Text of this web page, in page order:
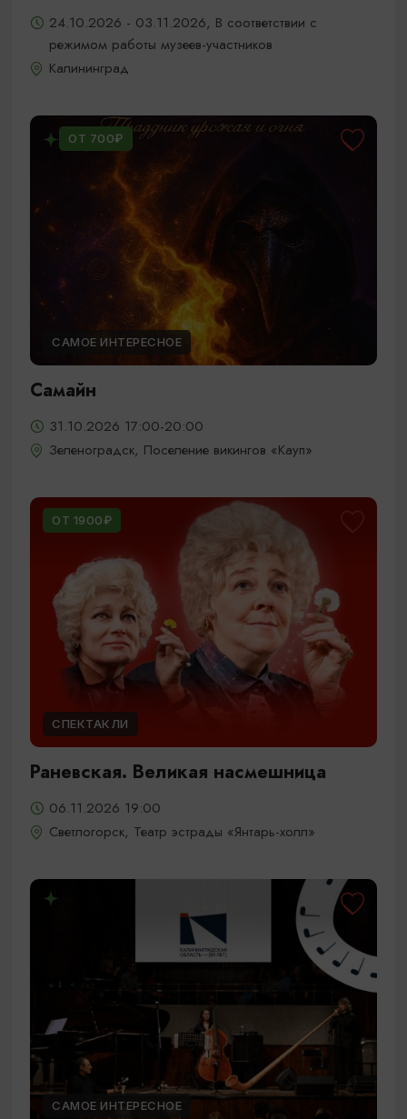
24.10.2026 - 03.11.2026, В соответствии с
режимом работы музеев-участников
Калининград
ОТ 700₽
САМОЕ ИНТЕРЕСНОЕ
Самайн
31.10.2026 17:00-20:00
Зеленоградск, Поселение викингов «Кауп»
ОТ 1900₽
СПЕКТАКЛИ
Раневская. Великая насмешница
06.11.2026 19:00
Светлогорск, Театр эстрады «Янтарь-холл»
САМОЕ ИНТЕРЕСНОЕ